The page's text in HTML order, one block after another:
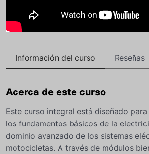
Información del curso Reseñas
Acerca de este curso
Este curso integral está diseñado
los fundamentos básicos de la
dominio avanzado de los sistemas
motocicletas. A través de módulos